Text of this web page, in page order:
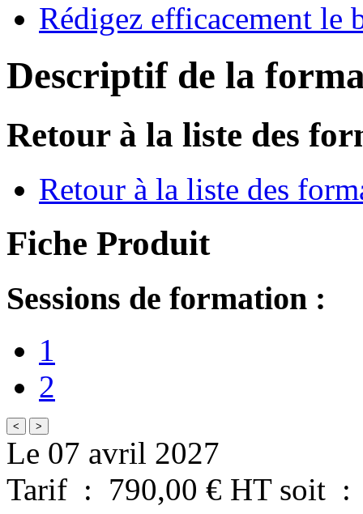
Rédigez efficacement le
Descriptif de la
Retour à la liste des
Retour à la liste des
Fiche Produit
Sessions de formation :
1
2
< >
Le 07 avril 2027
Tarif : 790,00 € HT soit :